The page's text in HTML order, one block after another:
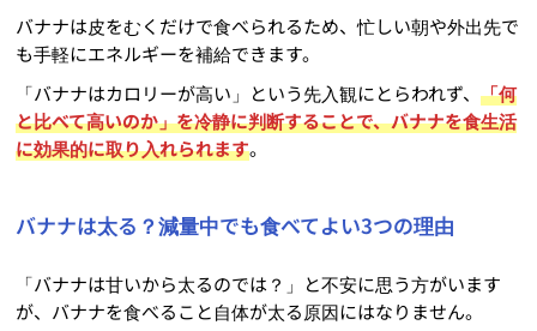
バナナは皮をむくだけで食べられるため、忙しい朝や外出先で
も手軽にエネルギーを補給できます。
「バナナはカロリーが高い」という先入観にとらわれず、「何
と比べて高いのか」を冷静に判断することで、バナナを食生活
に効果的に取り入れられます。
バナナは太る？減量中でも食べてよい3つの理由
「バナナは甘いから太るのでは？」と不安に思う方がいます
が、バナナを食べること自体が太る原因にはなりません。